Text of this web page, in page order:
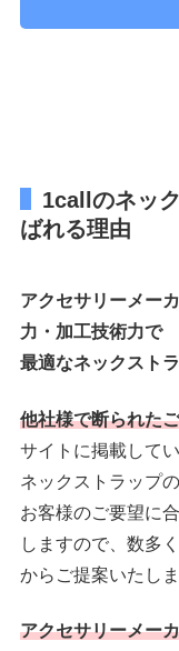
1callのネッ
ばれる理由
アクセサリーメー
力・加工技術力で
最適なネックスト
他社様で断られた
サイトに掲載して
ネックストラップ
お客様のご要望に
しますので、数多
からご提案いたしま
アクセサリーメー